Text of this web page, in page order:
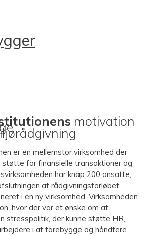
motivation
er en mellemstor virksomhed der
støtte for finansielle transaktioner og
har knap 200 ansatte,
af rådgivningsforløbet
i en ny virksomhed. Virksomheden
hvor der var et ønske om at
stresspolitik, der kunne støtte HR,
i at forebygge og håndtere